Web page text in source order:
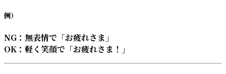
例）
NG：無表情で「お疲れさま」
OK：軽く笑顔で「お疲れさま！」